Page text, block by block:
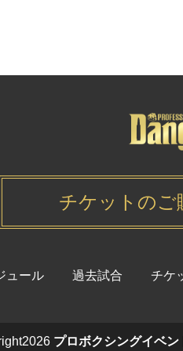
チケットのご
ュール 過去試合 チケ
プロボクシングイベン